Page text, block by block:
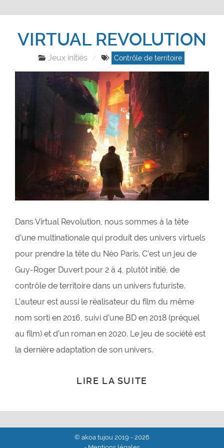
VIRTUAL REVOLUTION
Jeux initiés Contrôle de territoire
Dans Virtual Revolution, nous sommes à la tête
d’une multinationale qui produit des univers virtuels
pour prendre la tête du Néo Paris. C’est un jeu de
Guy-Roger Duvert pour 2 à 4, plutôt initié, de
contrôle de territoire dans un univers futuriste.
L’auteur est aussi le réalisateur du film du même
nom sorti en 2016, suivi d’une BD en 2018 (préquel
au film) et d’un roman en 2020. Le jeu de société est
la dernière adaptation de son univers.
LIRE LA SUITE
© akoa tujou 2019 - 2026